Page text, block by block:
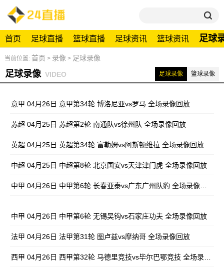
首页 足球直播 篮球直播 足球资讯 篮球资讯 足球
当前位置: 首页 > 录像 > 足球录像
足球录像 VIDEO 足球录像 篮球录像
意甲 04月26日 意甲第34轮 博洛尼亚vs罗马 全场录像回放
苏超 04月25日 苏超第2轮 南通队vs徐州队 全场录像回放
英超 04月25日 英超第34轮 富勒姆vs阿斯顿维拉 全场录像回放
中超 04月25日 中超第8轮 北京国安vs天津津门虎 全场录像回放
中甲 04月26日 中甲第6轮 无锡吴钩vs石家庄功夫 全场录像回放
法甲 04月26日 法甲第31轮 图卢兹vs摩纳哥 全场录像回放